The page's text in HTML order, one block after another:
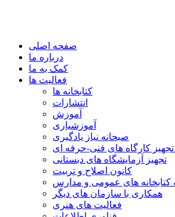
Children Cultural Development Center
صفحه اصلی
درباره ما
کمک به ما
فعالیت ها
کتابخانه ها
انتشارات
آموزش
آموزشیاری
صبحانه نیاز یادگیری
کارگاه های فنی-حرفه ای
تجهیز آزمایشگاه های دبستانی
کانون اصلاح و تربیت
کتابخانه های عمومی و مدارس
همکاری با سازمان های دیگر
فعالیت های هنری